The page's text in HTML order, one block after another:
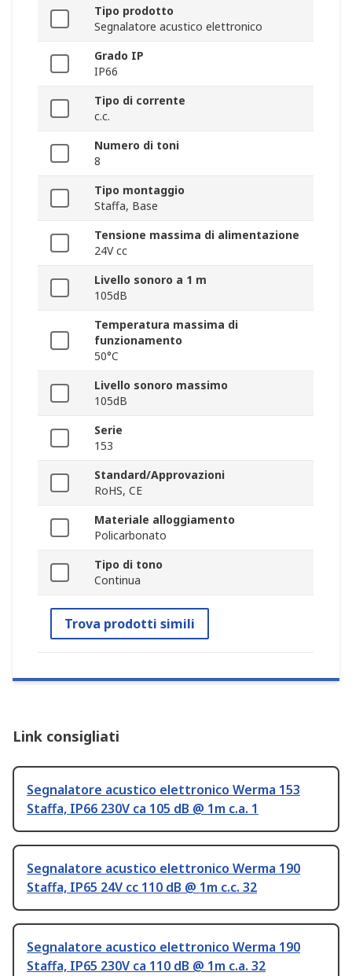
Tipo prodotto
Segnalatore acustico elettronico
Grado IP
IP66
Tipo di corrente
c.c.
Numero di toni
8
Tipo montaggio
Staffa, Base
Tensione massima di alimentazione
24V cc
Livello sonoro a 1 m
105dB
Temperatura massima di
funzionamento
50°C
Livello sonoro massimo
105dB
Serie
153
Standard/Approvazioni
RoHS, CE
Materiale alloggiamento
Policarbonato
Tipo di tono
Continua
Trova prodotti simili
Link consigliati
Segnalatore acustico elettronico Werma 153
Staffa, IP66 230V ca 105 dB @ 1m c.a. 1
Segnalatore acustico elettronico Werma 190
Staffa, IP65 24V cc 110 dB @ 1m c.c. 32
Segnalatore acustico elettronico Werma 190
Staffa, IP65 230V ca 110 dB @ 1m c.a. 32